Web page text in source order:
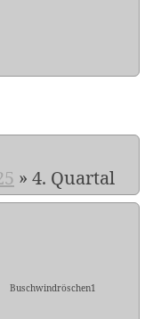
» 4. Quartal
Buschwindröschen1